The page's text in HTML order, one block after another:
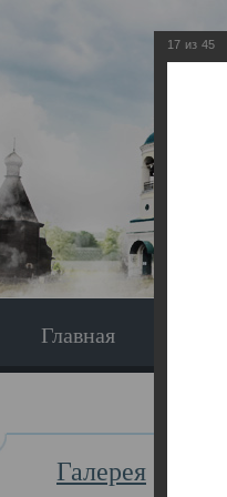
Главная
Галерея
17 из 45